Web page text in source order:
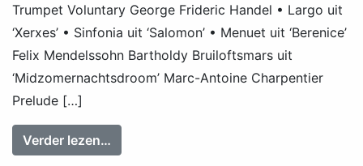
Trumpet Voluntary George Frideric Handel • Largo uit
‘Xerxes’ • Sinfonia uit ‘Salomon’ • Menuet uit ‘Berenice’
Felix Mendelssohn Bartholdy Bruiloftsmars uit
‘Midzomernachtsdroom’ Marc-Antoine Charpentier
Prelude […]
Verder lezen…